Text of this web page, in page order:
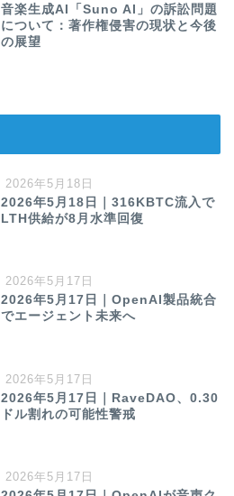
音楽生成AI「Suno AI」の訴訟問題
について：著作権侵害の現状と今後
の展望
2026年5月18日
2026年5月18日｜316KBTC流入で
LTH供給が8月水準回復
2026年5月17日
2026年5月17日｜OpenAI製品統合
でエージェント未来へ
2026年5月17日
2026年5月17日｜RaveDAO、0.30
ドル割れの可能性警戒
2026年5月17日